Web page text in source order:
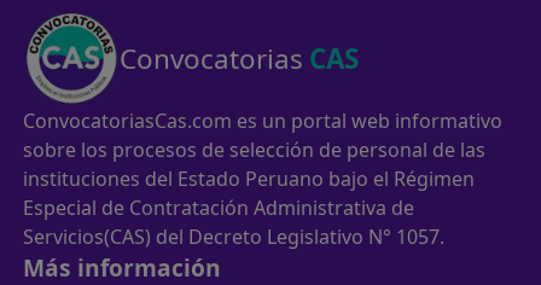
Convocatorias CAS
ConvocatoriasCas.com es un portal web informativo
sobre los procesos de selección de personal de las
instituciones del Estado Peruano bajo el Régimen
Especial de Contratación Administrativa de
Servicios(CAS) del Decreto Legislativo N° 1057.
Más información